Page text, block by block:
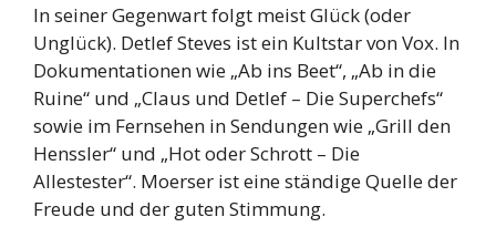
In seiner Gegenwart folgt meist Glück (oder
Unglück). Detlef Steves ist ein Kultstar von Vox. In
Dokumentationen wie „Ab ins Beet“, „Ab in die
Ruine“ und „Claus und Detlef – Die Superchefs“
sowie im Fernsehen in Sendungen wie „Grill den
Henssler“ und „Hot oder Schrott – Die
Allestester“. Moerser ist eine ständige Quelle der
Freude und der guten Stimmung.